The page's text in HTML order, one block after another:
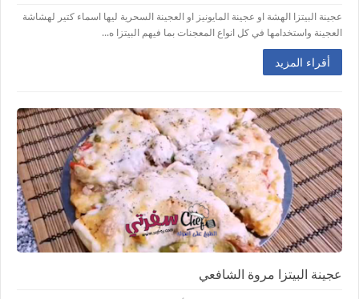
عجينة البيتزا الهشة او عجينة المايونيز او العجينة السحرية ليها اسماء كتير لهشاشة
العجينة واستخدامها في كل انواع المعجنات بما فيهم البيتزا ه...
أقراء المزيد
عجينة البيتزا مروة الشافعي